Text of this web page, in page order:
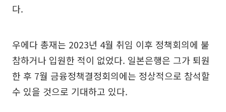
다.
우에다 총재는 2023년 4월 취임 이후 정책회의에 불
참하거나 입원한 적이 없었다. 일본은행은 그가 퇴원
한 후 7월 금융정책결정회의에는 정상적으로 참석할
수 있을 것으로 기대하고 있다.